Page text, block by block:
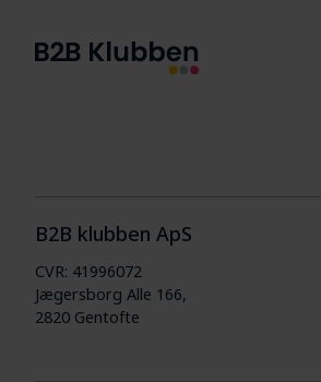
B2B klubben ApS
CVR: 41996072
Jægersborg Alle 166,
2820 Gentofte